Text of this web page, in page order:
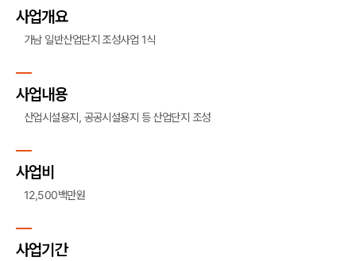
사업개요
가남 일반산업단지 조성사업 1식
사업내용
산업시설용지, 공공시설용지 등 산업단지 조성
사업비
12,500백만원
사업기간